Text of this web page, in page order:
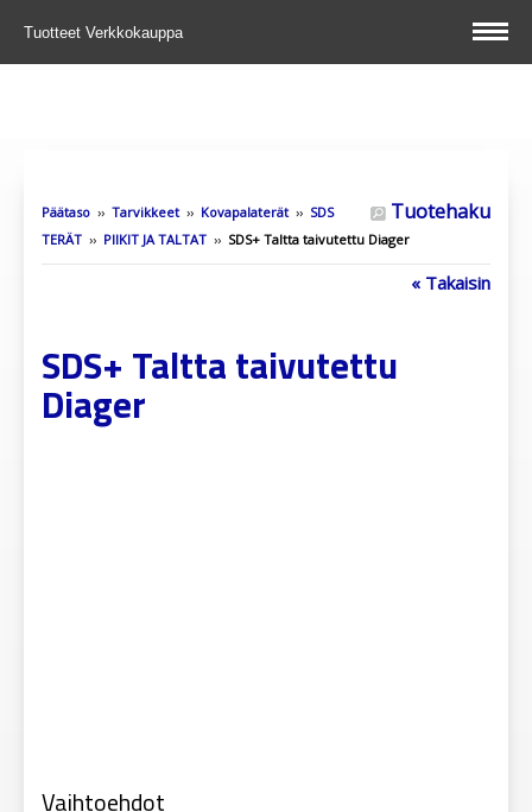
Tuotteet Verkkokauppa
Tuotehaku
Päätaso ›› Tarvikkeet›› Kovapalaterät›› SDS
TERÄT ›› PIIKIT JA TALTAT ›› SDS+ Taltta taivutettu Diager
« Takaisin
SDS+ Taltta taivutettu
Diager
Vaihtoehdot